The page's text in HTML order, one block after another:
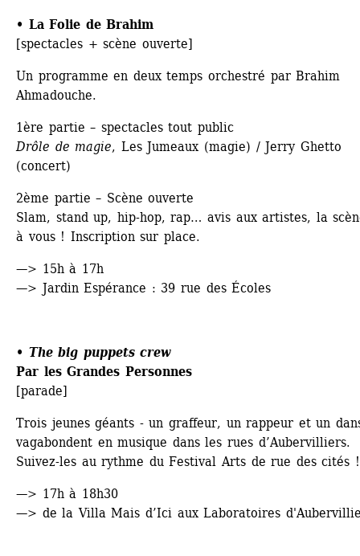
• La Folie de Brahim
[spectacles + scène ouverte]
Un programme en deux temps orchestré par Brahim
Ahmadouche.
1ère partie – spectacles tout public
Drôle de magie, Les Jumeaux (magie) / Jerry Ghetto
(concert)
2ème partie – Scène ouverte
Slam, stand up, hip-hop, rap… avis aux artistes, la
à vous ! Inscription sur place.
—> 15h à 17h
—> Jardin Espérance : 39 rue des Écoles
• The big puppets crew
Par les Grandes Personnes
[parade]
Trois jeunes géants - un graffeur, un rappeur et un
vagabondent en musique dans les rues d’Aubervilliers.
Suivez-les au rythme du Festival Arts de rue des cités !
—> 17h à 18h30
—> de la Villa Mais d’Ici aux Laboratoires